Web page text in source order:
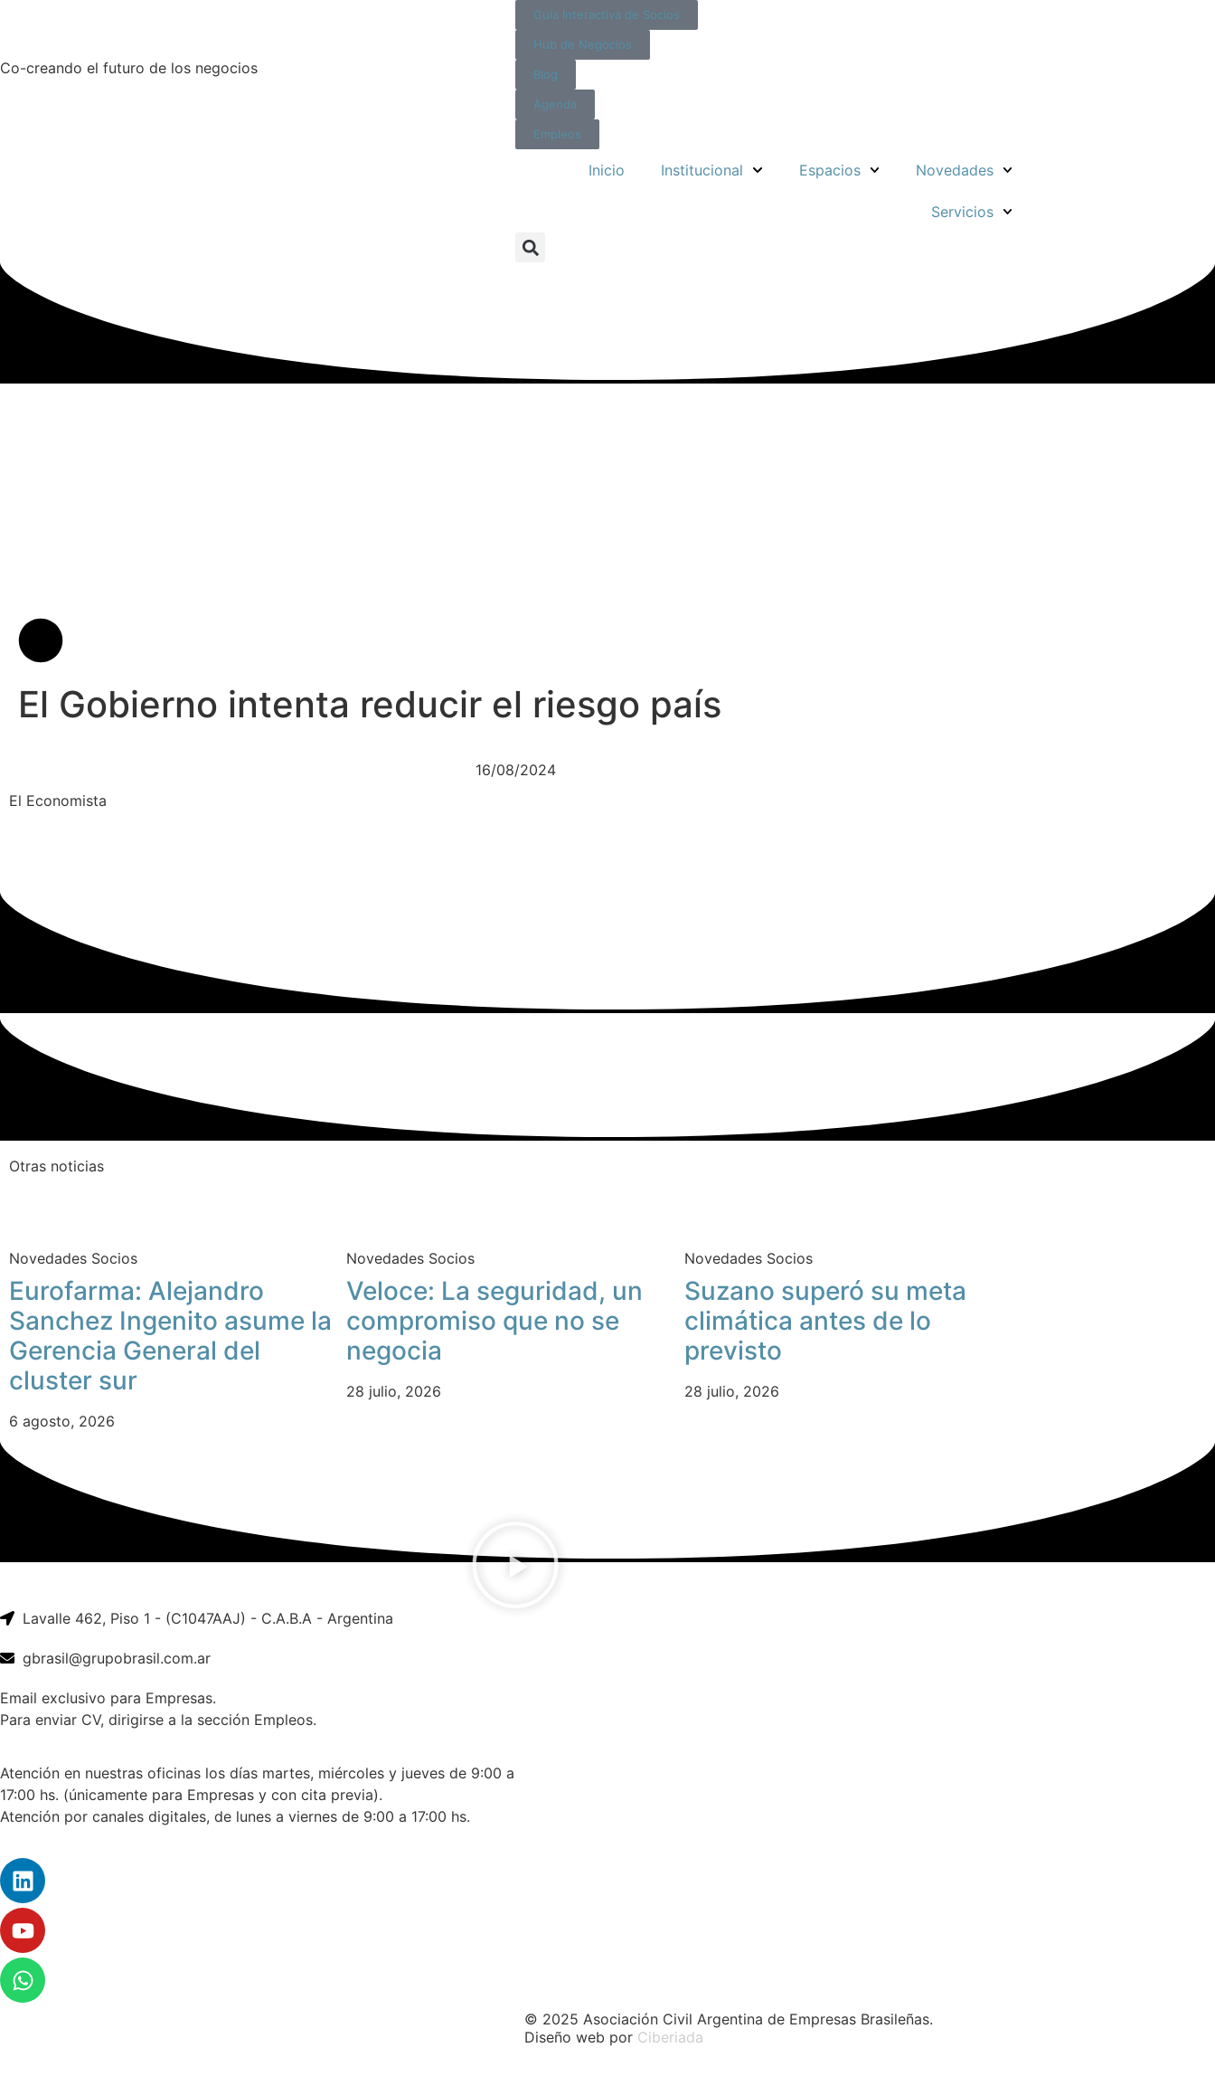
Co-creando el futuro de los negocios
Guía Interactiva de Socios
Hub de Negocios
Blog
Agenda
Empleos
Inicio Institucional Espacios Novedades
Servicios
El Gobierno intenta reducir el riesgo país
16/08/2024
El Economista
Otras noticias
Novedades Socios
Eurofarma: Alejandro
Sanchez Ingenito asume la
Gerencia General del
cluster sur
6 agosto, 2026
Novedades Socios
Veloce: La seguridad, un
compromiso que no se
negocia
28 julio, 2026
Novedades Socios
Suzano superó su meta
climática antes de lo
previsto
28 julio, 2026
Lavalle 462, Piso 1 - (C1047AAJ) - C.A.B.A - Argentina
gbrasil@grupobrasil.com.ar
Email exclusivo para Empresas.
Para enviar CV, dirigirse a la sección Empleos.
Atención en nuestras oficinas los días martes, miércoles y jueves de 9:00 a
17:00 hs. (únicamente para Empresas y con cita previa).
Atención por canales digitales, de lunes a viernes de 9:00 a 17:00 hs.
© 2025 Asociación Civil Argentina de Empresas Brasileñas.
Diseño web por Ciberiada